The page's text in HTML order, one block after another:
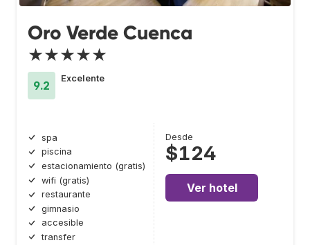
Oro Verde Cuenca
★★★★★
9.2
Excelente
spa
piscina
estacionamiento (gratis)
wifi (gratis)
restaurante
gimnasio
accesible
transfer
Desde
$124
Ver hotel